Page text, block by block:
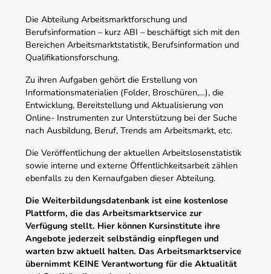
Die Abteilung Arbeitsmarktforschung und
Berufsinformation – kurz ABI – beschäftigt sich mit den
Bereichen Arbeitsmarktstatistik, Berufsinformation und
Qualifikationsforschung.
Zu ihren Aufgaben gehört die Erstellung von
Informationsmaterialien (Folder, Broschüren,…), die
Entwicklung, Bereitstellung und Aktualisierung von
Online- Instrumenten zur Unterstützung bei der Suche
nach Ausbildung, Beruf, Trends am Arbeitsmarkt, etc.
Die Veröffentlichung der aktuellen Arbeitslosenstatistik
sowie interne und externe Öffentlichkeitsarbeit zählen
ebenfalls zu den Kernaufgaben dieser Abteilung.
Die Weiterbildungsdatenbank ist eine kostenlose
Plattform, die das Arbeitsmarktservice zur
Verfügung stellt. Hier können Kursinstitute ihre
Angebote jederzeit selbständig einpflegen und
warten bzw aktuell halten. Das Arbeitsmarktservice
übernimmt KEINE Verantwortung für die Aktualität